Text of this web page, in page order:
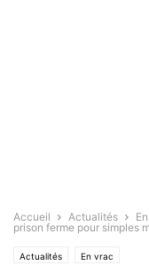
Accueil Actualités
prison ferme pour simples
Actualités En vrac